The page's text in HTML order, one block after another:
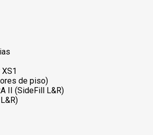
de piso)
II (SideFill L&R)